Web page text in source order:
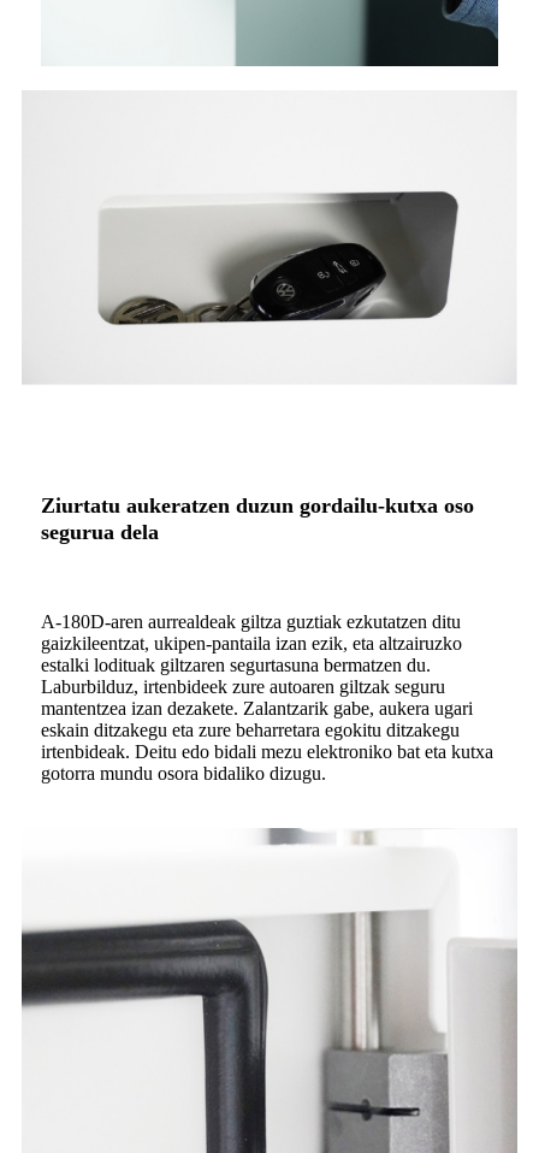
Ziurtatu aukeratzen duzun gordailu-kutxa oso
segurua dela
A-180D-aren aurrealdeak giltza guztiak ezkutatzen ditu
gaizkileentzat, ukipen-pantaila izan ezik, eta altzairuzko
estalki lodituak giltzaren segurtasuna bermatzen du.
Laburbilduz, irtenbideek zure autoaren giltzak seguru
mantentzea izan dezakete. Zalantzarik gabe, aukera ugari
eskain ditzakegu eta zure beharretara egokitu ditzakegu
irtenbideak. Deitu edo bidali mezu elektroniko bat eta kutxa
gotorra mundu osora bidaliko dizugu.